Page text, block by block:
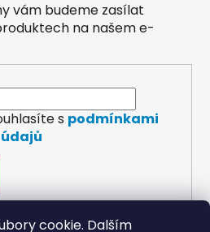
cookie. Dalším
vám budeme zasílat
na našem e-
s podmínkami